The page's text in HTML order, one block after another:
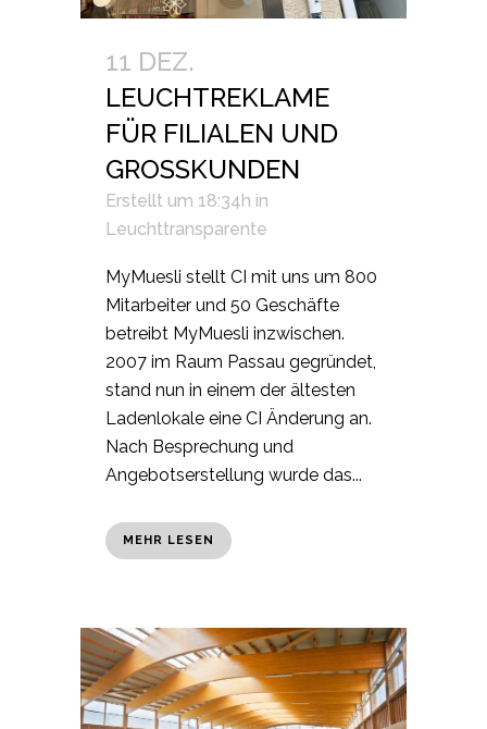
11 DEZ.
LEUCHTREKLAME
FÜR FILIALEN UND
GROSSKUNDEN
Erstellt um 18:34h in
Leuchttransparente
MyMuesli stellt CI mit uns um 800
Mitarbeiter und 50 Geschäfte
betreibt MyMuesli inzwischen.
2007 im Raum Passau gegründet,
stand nun in einem der ältesten
Ladenlokale eine CI Änderung an.
Nach Besprechung und
Angebotserstellung wurde das...
MEHR LESEN